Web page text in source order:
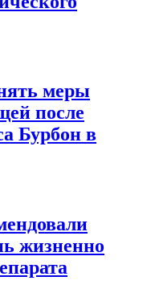
меры
после
Бурбон в
жизненно